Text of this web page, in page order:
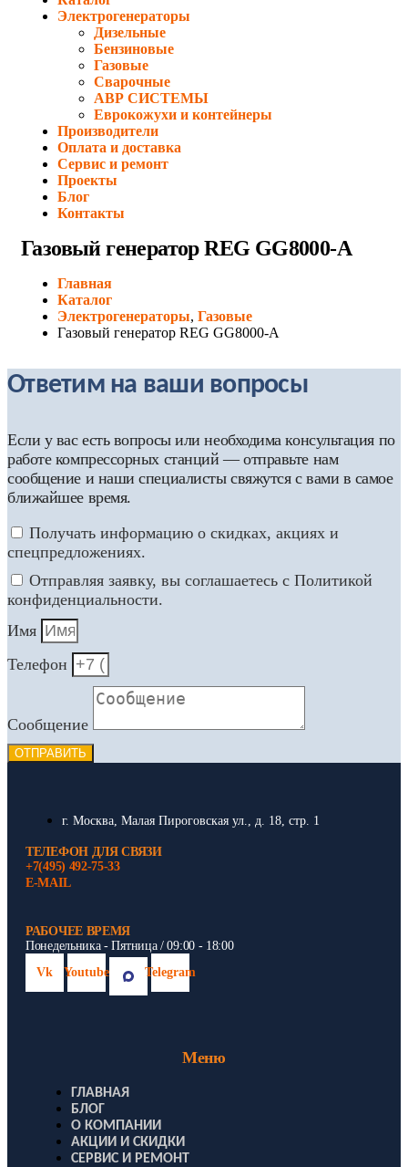
Электрогенераторы
Дизельные
Бензиновые
Газовые
Сварочные
АВР СИСТЕМЫ
Еврокожухи и контейнеры
Производители
Оплата и доставка
Сервис и ремонт
Проекты
Блог
Контакты
Газовый генератор REG GG8000-А
Главная
Каталог
Электрогенераторы, Газовые
Газовый генератор REG GG8000-А
Ответим на ваши вопросы
Если у вас есть вопросы или необходима консультация по
работе компрессорных станций — отправьте нам
сообщение и наши специалисты свяжутся с вами в самое
ближайшее время.
Получать информацию о скидках, акциях и
спецпредложениях.
Отправляя заявку, вы соглашаетесь с Политикой
конфиденциальности.
Имя
Телефон
Сообщение
ОТПРАВИТЬ
г. Москва, Малая Пироговская ул., д. 18, стр. 1
ТЕЛЕФОН ДЛЯ СВЯЗИ
+7(495) 492-75-33
E-MAIL
РАБОЧЕЕ ВРЕМЯ
Понедельника - Пятница / 09:00 - 18:00
Vk
Youtube Telegram
Меню
ГЛАВНАЯ
БЛОГ
О КОМПАНИИ
АКЦИИ И СКИДКИ
СЕРВИС И РЕМОНТ